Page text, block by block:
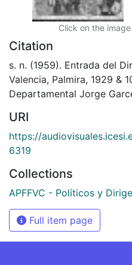
Click on the
Citation
s. n. (1959). Entrada del
Valencia, Palmira, 1929 &
Departamental Jorge
URI
https://
6319
Collections
APFFVC - Políticos y
Full item page